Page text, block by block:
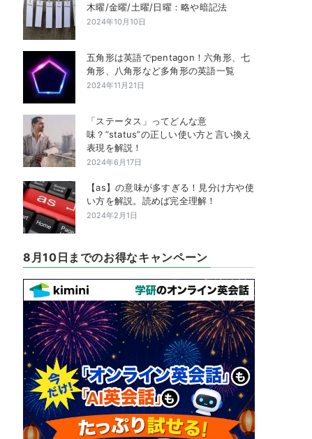
木曜/金曜/土曜/日曜：略や暗記法
2024年10月10日
五角形は英語でpentagon！六角形、七
角形、八角形など多角形の英語一覧
2024年11月21日
「ステータス」ってどんな意
味？”status”の正しい使い方と言い換え
表現を解説！
2024年6月17日
【as】の意味が多すぎる！見分け方や使
い方を解説。読めば完全理解！
2024年2月1日
8月10日までのお得なキャンペーン